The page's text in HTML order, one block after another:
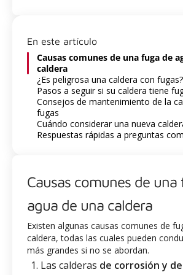
En este artículo
Causas comunes de una fuga de
caldera
¿Es peligrosa una caldera con fugas?
Pasos a seguir si su caldera tiene
Consejos de mantenimiento de la
fugas
Cuándo considerar una nueva
Respuestas rápidas a preguntas
Causas comunes de una
agua de una caldera
Existen algunas causas comunes de
caldera, todas las cuales pueden
más grandes si no se abordan.
Las calderas de corrosión y